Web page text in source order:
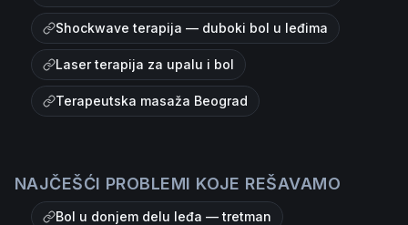
Shockwave terapija — duboki bol u leđima
Laser terapija za upalu i bol
Terapeutska masaža Beograd
NAJČEŠĆI PROBLEMI KOJE REŠAVAMO
Bol u donjem delu leđa — tretman